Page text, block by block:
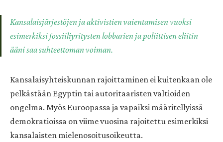
Kansalaisjärjestöjen ja aktivistien vaientamisen vuoksi
esimerkiksi fossiiliyritysten lobbarien ja poliittisen eliitin
ääni saa suhteettoman voiman.
Kansalaisyhteiskunnan rajoittaminen ei kuitenkaan ole
pelkästään Egyptin tai autoritaaristen valtioiden
ongelma. Myös Euroopassa ja vapaiksi määritellyissä
demokratioissa on viime vuosina rajoitettu esimerkiksi
kansalaisten mielenosoitusoikeutta.